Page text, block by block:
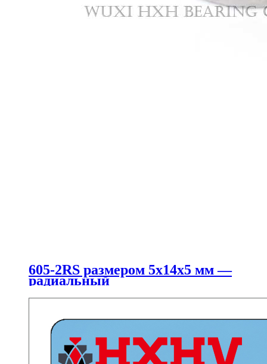
605-2RS размером 5x14x5 мм —
радиальный